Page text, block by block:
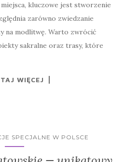
kluczowe jest stworzenie
zarówno zwiedzanie
na modlitwę. Warto zwrócić
sakralne oraz trasy, które
WIĘCEJ
SPECJALNE W POLSCE